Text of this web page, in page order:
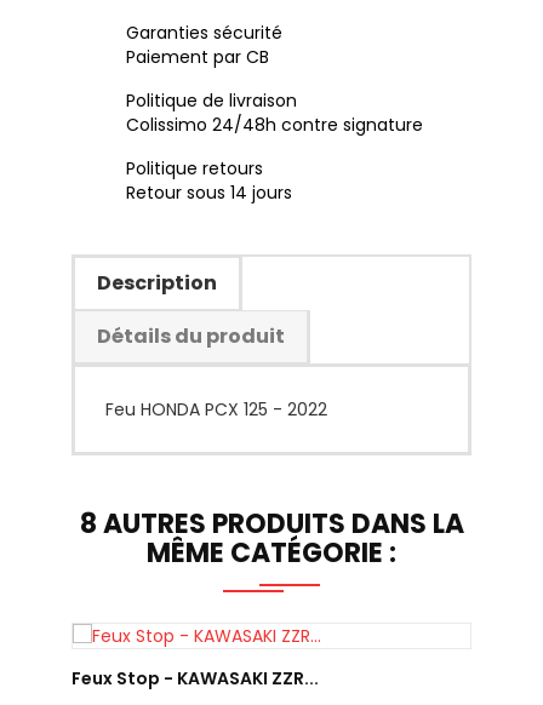
Garanties sécurité
Paiement par CB
Politique de livraison
Colissimo 24/48h contre signature
Politique retours
Retour sous 14 jours
Description
Détails du produit
Feu HONDA PCX 125 - 2022
8 AUTRES PRODUITS DANS LA
MÊME CATÉGORIE :
AJOUTER AU PANIER
Feux Stop - KAWASAKI ZZR...